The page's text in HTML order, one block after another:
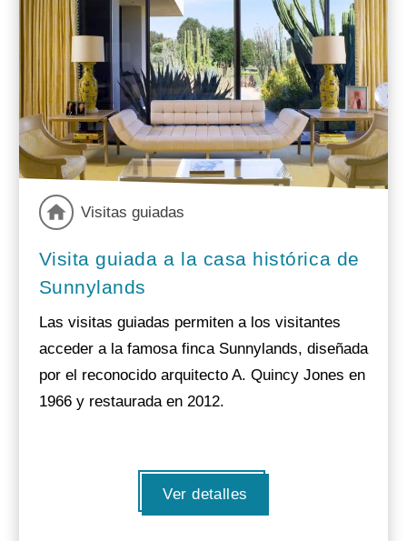
Visitas guiadas
Visita guiada a la casa histórica de
Sunnylands
Las visitas guiadas permiten a los visitantes
acceder a la famosa finca Sunnylands, diseñada
por el reconocido arquitecto A. Quincy Jones en
1966 y restaurada en 2012.
Ver detalles